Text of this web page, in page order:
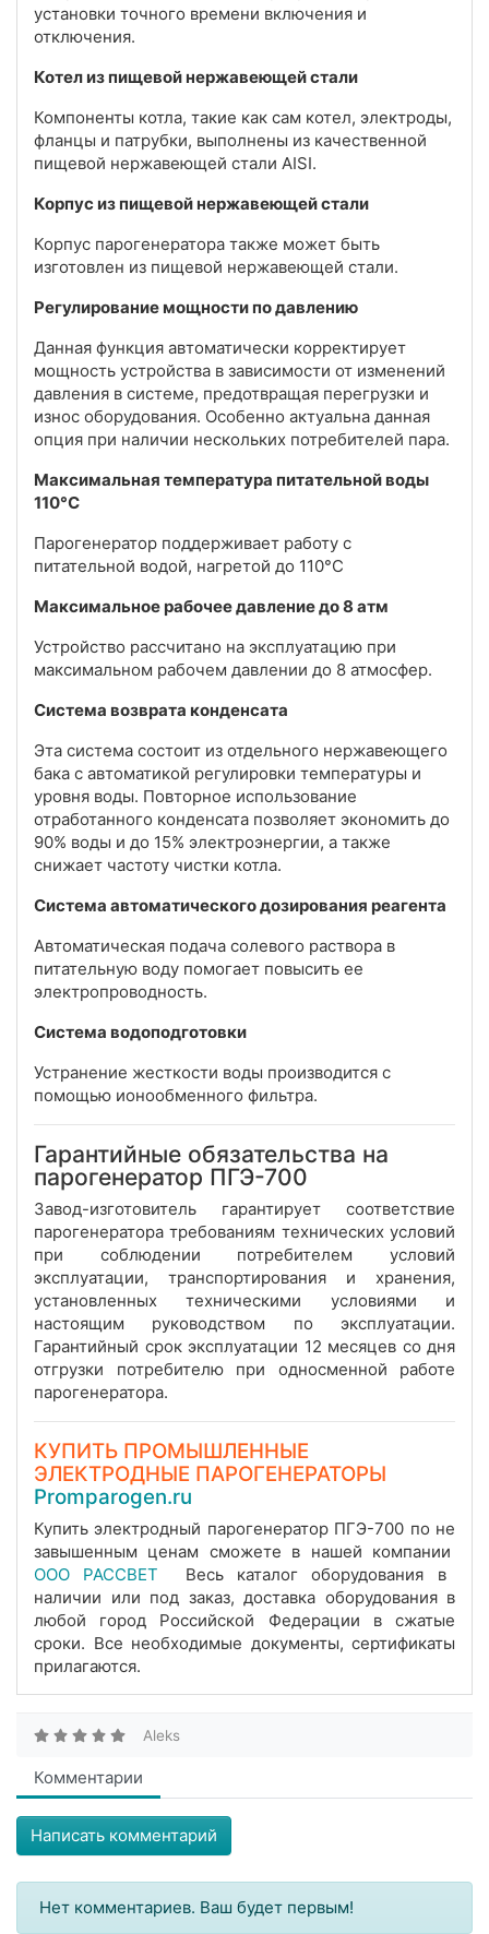
установки точного времени включения и
отключения.
Котел из пищевой нержавеющей стали
Компоненты котла, такие как сам котел, электроды,
фланцы и патрубки, выполнены из качественной
пищевой нержавеющей стали AISI.
Корпус из пищевой нержавеющей стали
Корпус парогенератора также может быть
изготовлен из пищевой нержавеющей стали.
Регулирование мощности по давлению
Данная функция автоматически корректирует
мощность устройства в зависимости от изменений
давления в системе, предотвращая перегрузки и
износ оборудования. Особенно актуальна данная
опция при наличии нескольких потребителей пара.
Максимальная температура питательной воды
110°C
Парогенератор поддерживает работу с
питательной водой, нагретой до 110°C
Максимальное рабочее давление до 8 атм
Устройство рассчитано на эксплуатацию при
максимальном рабочем давлении до 8 атмосфер.
Система возврата конденсата
Эта система состоит из отдельного нержавеющего
бака с автоматикой регулировки температуры и
уровня воды. Повторное использование
отработанного конденсата позволяет экономить до
90% воды и до 15% электроэнергии, а также
снижает частоту чистки котла.
Система автоматического дозирования реагента
Автоматическая подача солевого раствора в
питательную воду помогает повысить ее
электропроводность.
Система водоподготовки
Устранение жесткости воды производится с
помощью ионообменного фильтра.
Гарантийные обязательства на
парогенератор ПГЭ-700
Завод-изготовитель гарантирует соответствие
парогенератора требованиям технических условий
при соблюдении потребителем условий
эксплуатации, транспортирования и хранения,
установленных техническими условиями и
настоящим руководством по эксплуатации.
Гарантийный срок эксплуатации 12 месяцев со дня
отгрузки потребителю при односменной работе
парогенератора.
КУПИТЬ ПРОМЫШЛЕННЫЕ
ЭЛЕКТРОДНЫЕ ПАРОГЕНЕРАТОРЫ
Promparogen.ru
Купить электродный парогенератор ПГЭ-700 по не
завышенным ценам сможете в нашей компании
ООО РАССВЕТ
Весь каталог оборудования в
наличии или под заказ, доставка оборудования в
любой город Российской Федерации в сжатые
сроки. Все необходимые документы, сертификаты
прилагаются.
Aleks
Комментарии
Написать комментарий
Нет комментариев. Ваш будет первым!